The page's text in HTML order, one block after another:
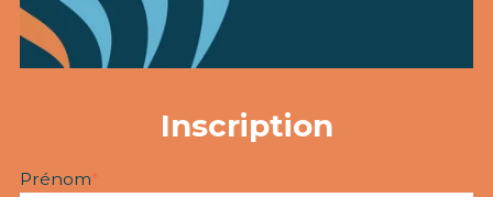
Inscription
Prénom*